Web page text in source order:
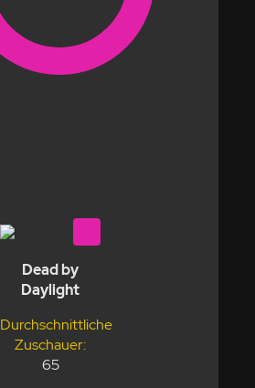
Dead by
Daylight
Durchschnittliche
Zuschauer:
65